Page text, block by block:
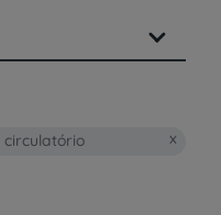
circulatório